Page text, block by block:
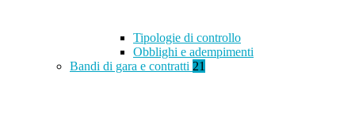
Tipologie di controllo
Obblighi e adempimenti
Bandi di gara e contratti 21